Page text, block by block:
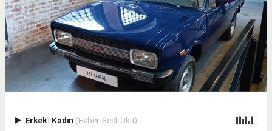
Erkek| Kadın (Haberi Sesli Oku)